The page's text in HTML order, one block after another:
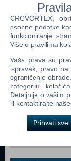
Popularno
Rizik društvena
The Lord Of The
Monopoly
Monopoly (ENG)
Risk
CROVORTEX,
osobne podatke
funkcioniranje
Više o pravilima
Vaša prava su
ispravak, pravo
ograničenje
kategoriju
Detaljnije o vašim
ili kontaktirajte
Prihvati sve